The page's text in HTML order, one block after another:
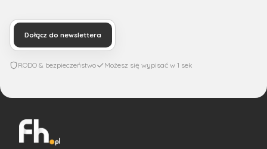
Dołącz do newslettera
RODO & bezpieczeństwo Możesz się wypisać w 1 sek